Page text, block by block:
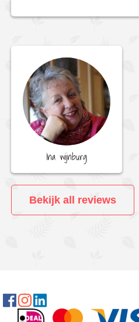
Ina wijnburg
Bekijk all reviews